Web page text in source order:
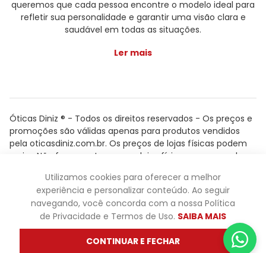
queremos que cada pessoa encontre o modelo ideal para
refletir sua personalidade e garantir uma visão clara e
saudável em todas as situações.
Ler mais
Óticas Diniz ® - Todos os direitos reservados - Os preços e
promoções são válidas apenas para produtos vendidos
pela oticasdiniz.com.br. Os preços de lojas físicas podem
variar. Não fazemos trocas em lojas físicas, apenas pelo
Powered by
Utilizamos cookies para oferecer a melhor
experiência e personalizar conteúdo. Ao seguir
navegando, você concorda com a nossa Política
de Privacidade e Termos de Uso. SAIBA MAIS
CONTINUAR E FECHAR